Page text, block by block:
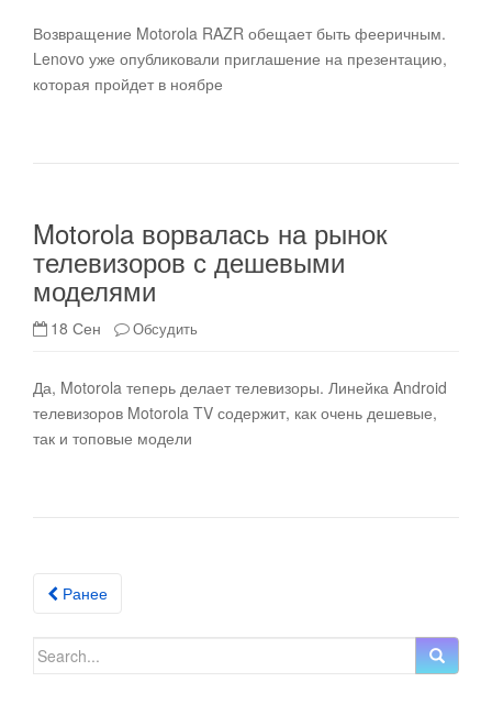
Возвращение Motorola RAZR обещает быть фееричным.
Lenovo уже опубликовали приглашение на презентацию,
которая пройдет в ноябре
Motorola ворвалась на рынок
телевизоров с дешевыми
моделями
18 Сен Обсудить
Да, Motorola теперь делает телевизоры. Линейка Android
телевизоров Motorola TV содержит, как очень дешевые,
так и топовые модели
Posts navigation
Ранее
Search for: